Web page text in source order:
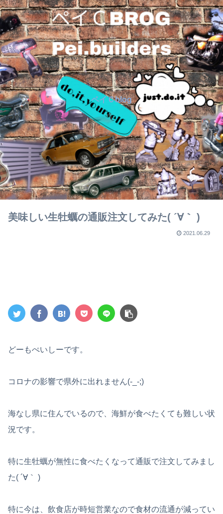
ペイＣblog
美味しい生牡蠣の通販注文してみた( ´∀｀ )
2021.06.29
どーもぺいしーです。
コロナの影響で県外に出れません(-_-;)
海なし県に住んでいるので、海鮮が食べたくても難しい状
況です。
特に生牡蠣が無性に食べたくなって通販で注文してみまし
た( ´∀｀ )
特に今は、飲食店が時短営業なので食材の流通が減ってい